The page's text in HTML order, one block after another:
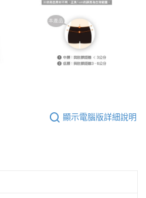
顯示電腦版詳細說明